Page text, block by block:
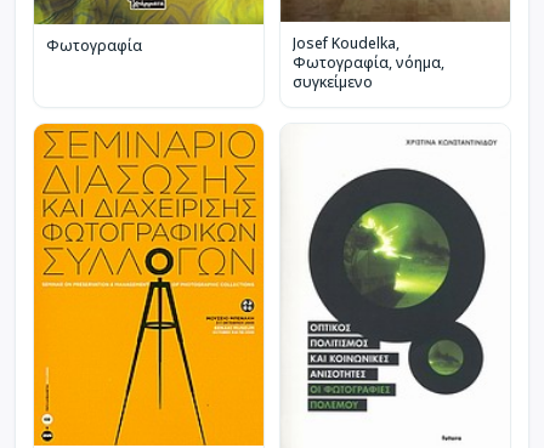
Φωτογραφία
Josef Koudelka,
Φωτογραφία, νόημα,
συγκείμενο